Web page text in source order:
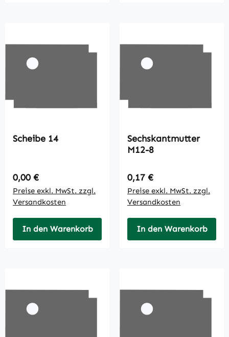
Scheibe 14
Regulärer Preis:
0,00 €
Preise exkl. MwSt. zzgl.
Versandkosten
In den Warenkorb
Sechskantmutter
M12-8
Regulärer Preis:
0,17 €
Preise exkl. MwSt. zzgl.
Versandkosten
In den Warenkorb